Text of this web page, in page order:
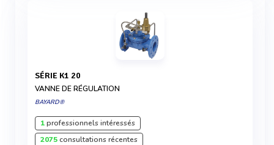
SÉRIE K1 20
VANNE DE RÉGULATION
BAYARD®
1professionnels intéressés
2075consultations récentes